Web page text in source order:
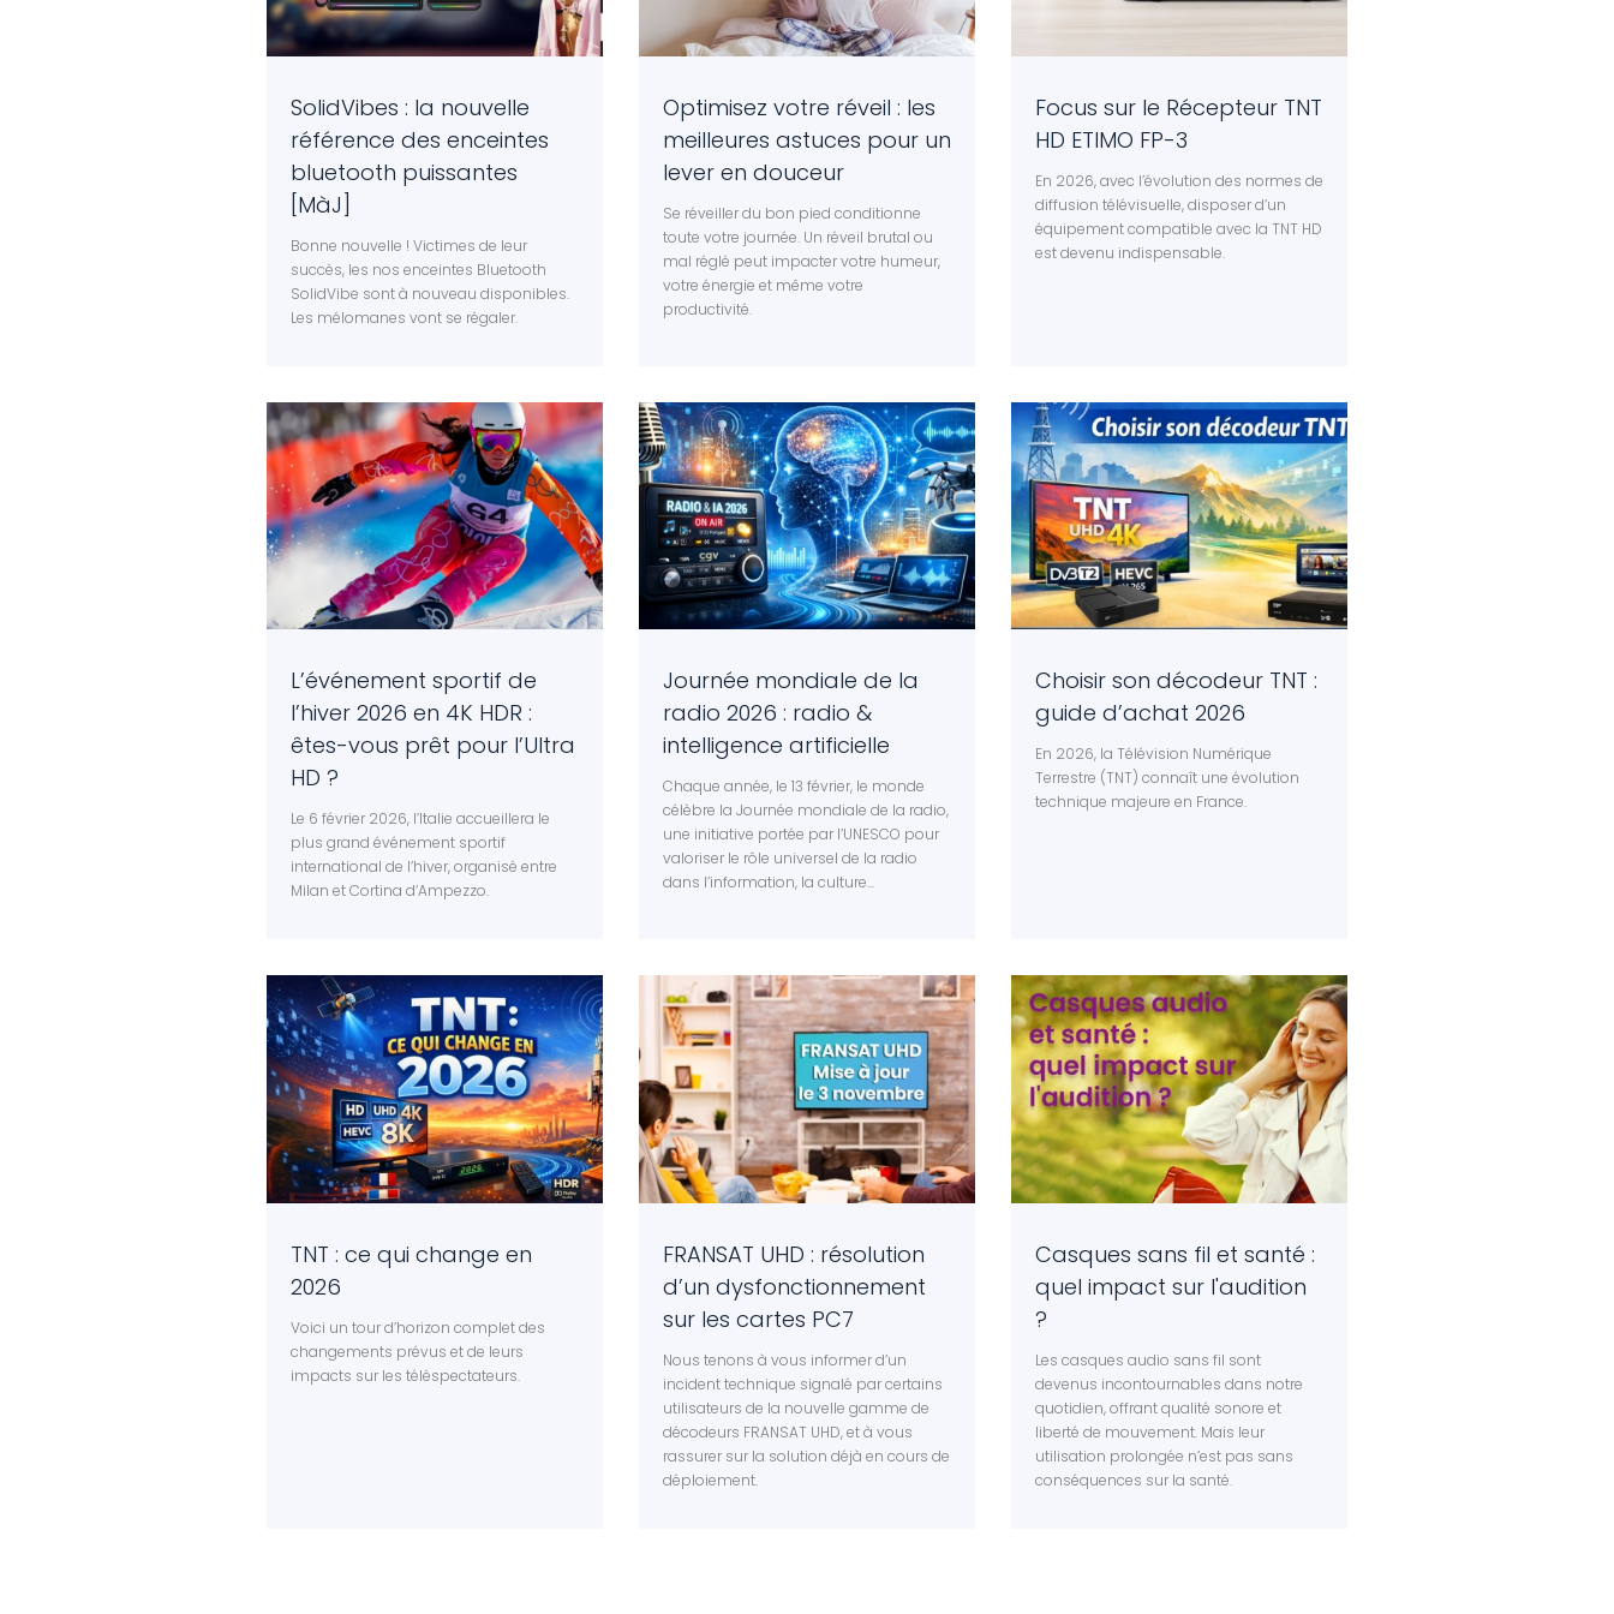
SolidVibes : la nouvelle
référence des enceintes
bluetooth puissantes
[MàJ]
Bonne nouvelle ! Victimes de leur
succès, les nos enceintes Bluetooth
SolidVibe sont à nouveau disponibles.
Les mélomanes vont se régaler.
Optimisez votre réveil : les
meilleures astuces pour un
lever en douceur
Se réveiller du bon pied conditionne
toute votre journée. Un réveil brutal ou
mal réglé peut impacter votre humeur,
votre énergie et même votre
productivité.
Focus sur le Récepteur TNT
HD ETIMO FP-3
En 2026, avec l’évolution des normes de
diffusion télévisuelle, disposer d’un
équipement compatible avec la TNT HD
est devenu indispensable.
L’événement sportif de
l’hiver 2026 en 4K HDR :
êtes-vous prêt pour l’Ultra
HD ?
Le 6 février 2026, l’Italie accueillera le
plus grand événement sportif
international de l’hiver, organisé entre
Milan et Cortina d’Ampezzo.
Journée mondiale de la
radio 2026 : radio &
intelligence artificielle
Chaque année, le 13 février, le monde
célèbre la Journée mondiale de la radio,
une initiative portée par l’UNESCO pour
valoriser le rôle universel de la radio
dans l’information, la culture...
Choisir son décodeur TNT :
guide d’achat 2026
En 2026, la Télévision Numérique
Terrestre (TNT) connaît une évolution
technique majeure en France.
TNT : ce qui change en
2026
Voici un tour d’horizon complet des
changements prévus et de leurs
impacts sur les téléspectateurs.
FRANSAT UHD : résolution
d’un dysfonctionnement
sur les cartes PC7
Nous tenons à vous informer d’un
incident technique signalé par certains
utilisateurs de la nouvelle gamme de
décodeurs FRANSAT UHD, et à vous
rassurer sur la solution déjà en cours de
déploiement.
Casques sans fil et santé :
quel impact sur l'audition
?
Les casques audio sans fil sont
devenus incontournables dans notre
quotidien, offrant qualité sonore et
liberté de mouvement. Mais leur
utilisation prolongée n’est pas sans
conséquences sur la santé.